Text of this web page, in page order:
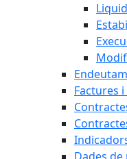
Factures